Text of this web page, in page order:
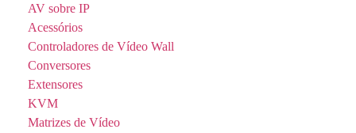
AV sobre IP
Acessórios
Controladores de Vídeo Wall
Conversores
Extensores
KVM
Matrizes de Vídeo